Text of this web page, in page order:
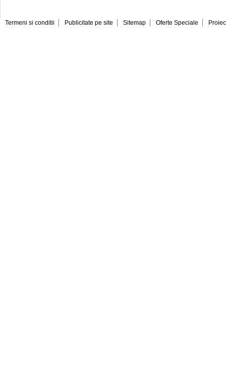
Termeni si conditii Publicitate pe site Sitemap Oferte Speciale